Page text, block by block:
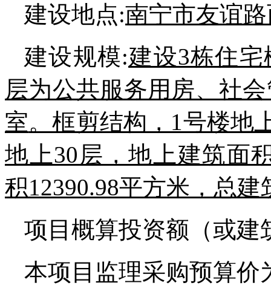
建设地点:南宁市友谊
建设规模:建设3栋住
层为公共服务用房、社
室。框剪结构，1号楼地
地上30层，地上建筑面
积12390.98平方米，总建
项目概算投资额（或建
本项目监理采购预算价